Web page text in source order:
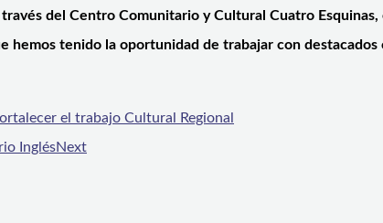
del Centro Comunitario y Cultural Cuatro
hemos tenido la oportunidad de trabajar con
el trabajo Cultural Regional
InglésNext